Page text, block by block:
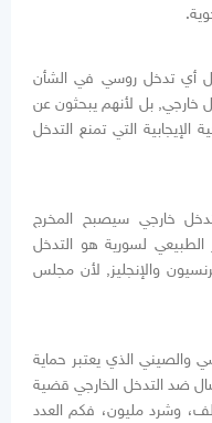
.
أي تدخل روسي في الشأن
خارجي, بل لأنهم يبحثون عن
التي تمنع التدخل
خارجي سيصبح المخرج
لسورية هو التدخل
والإنجليز, لأن مجلس
والصيني الذي يعتبر حماية
ضد التدخل الخارجي قضية
بامتياز, فالناتو قتل في ليبيا 60 ألف، وشرد مليون، فكم العدد